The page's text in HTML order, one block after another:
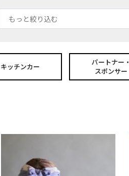
もっと絞り込む
キッチンカー
パートナー・
スポンサー